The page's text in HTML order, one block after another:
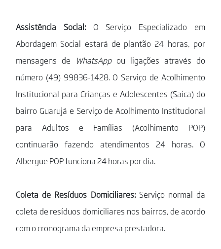
Assistência Social:O Serviço Especializado em
Abordagem Social estará de plantão 24 horas, por
mensagens de WhatsAppou ligações através do
número (49) 99836-1428. O Serviço de Acolhimento
Institucional para Crianças e Adolescentes (Saica) do
bairro Guarujá e Serviço de Acolhimento Institucional
para Adultos e Famílias (Acolhimento POP)
continuarão fazendo atendimentos 24 horas. O
Albergue POP funciona 24 horas por dia.
Coleta de Resíduos Domiciliares:Serviço normal da
coleta de resíduos domiciliares nos bairros, de acordo
com o cronograma da empresa prestadora.